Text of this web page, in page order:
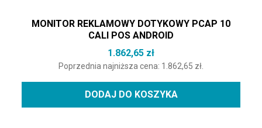
MONITOR REKLAMOWY DOTYKOWY PCAP 10
CALI POS ANDROID
1.862,65 zł
Poprzednia najniższa cena: 1.862,65 zł.
DODAJ DO KOSZYKA